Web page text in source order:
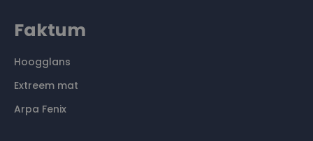
Faktum
Hoogglans
Extreem mat
Arpa Fenix